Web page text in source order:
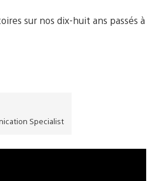
Specialist